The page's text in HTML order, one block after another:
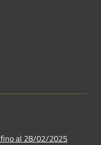
al 28/02/2025